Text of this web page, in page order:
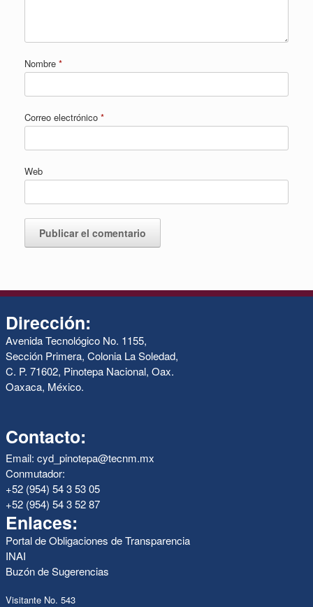
Nombre *
Correo electrónico *
Web
Dirección:
Avenida Tecnológico No. 1155,
Sección Primera, Colonia La Soledad,
C. P. 71602, Pinotepa Nacional, Oax.
Oaxaca, México.
Contacto:
Email: cyd_pinotepa@tecnm.mx
Conmutador:
+52 (954) 54 3 53 05
+52 (954) 54 3 52 87
Enlaces:
Portal de Obligaciones de Transparencia
INAI
Buzón de Sugerencias
Visitante No. 543